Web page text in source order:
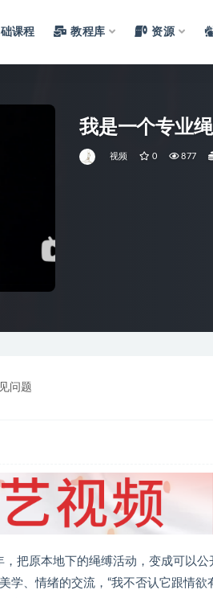
课程 教程库 资源
我是一个专业
视频 0 877
问题
把原本地下的绳缚活动，变成可以
学、情绪的交流，“我不否认它跟情